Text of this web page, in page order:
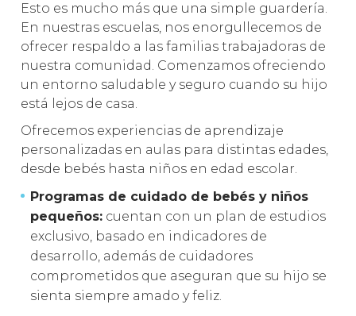
Esto es mucho más que una simple guardería.
En nuestras escuelas, nos enorgullecemos de
ofrecer respaldo a las familias trabajadoras de
nuestra comunidad. Comenzamos ofreciendo
un entorno saludable y seguro cuando su hijo
está lejos de casa.
Ofrecemos experiencias de aprendizaje
personalizadas en aulas para distintas edades,
desde bebés hasta niños en edad escolar.
Programas de cuidado de bebés y niños
pequeños: cuentan con un plan de estudios
exclusivo, basado en indicadores de
desarrollo, además de cuidadores
comprometidos que aseguran que su hijo se
sienta siempre amado y feliz.